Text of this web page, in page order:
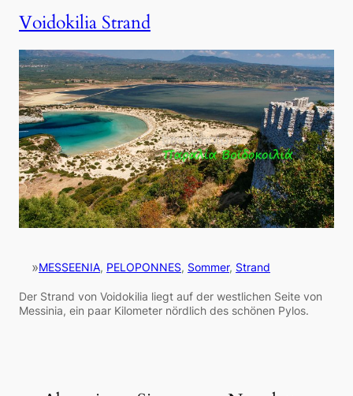
Voidokilia Strand
»MESSEENIA, PELOPONNES, Sommer, Strand
Der Strand von Voidokilia liegt auf der westlichen Seite von
Messinia, ein paar Kilometer nördlich des schönen Pylos.